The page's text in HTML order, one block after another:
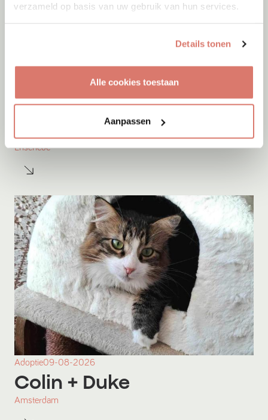
verzameld op basis van uw gebruik van hun services.
Details tonen
Alle cookies toestaan
Aanpassen
Enschede
Adoptie09-08-2026
Colin + Duke
Amsterdam